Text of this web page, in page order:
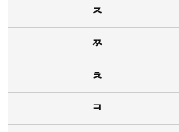
ㅈ
ㅉ
ㅊ
ㅋ